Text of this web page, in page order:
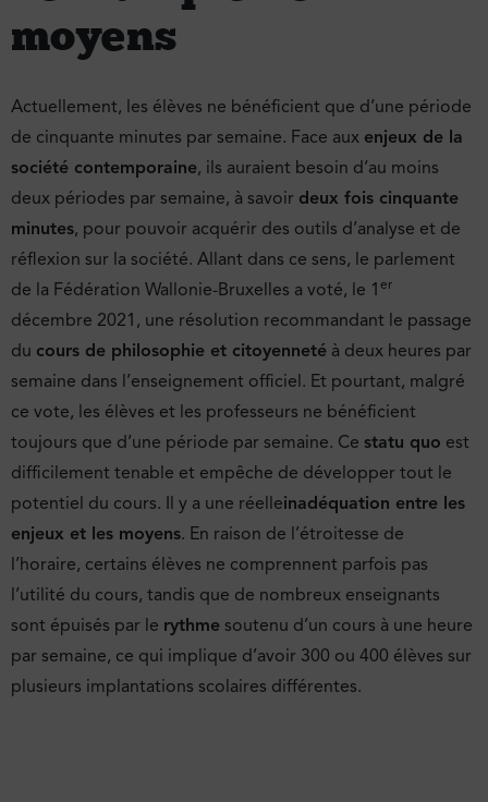
moyens
Actuellement, les élèves ne bénéficient que d’une période
de cinquante minutes par semaine. Face aux enjeux de la
société contemporaine, ils auraient besoin d’au moins
deux périodes par semaine, à savoir deux fois cinquante
minutes, pour pouvoir acquérir des outils d’analyse et de
réflexion sur la société. Allant dans ce sens, le parlement
de la Fédération Wallonie-Bruxelles a voté, le 1 er
décembre 2021, une résolution recommandant le passage
du cours de philosophie et citoyenneté à deux heures par
semaine dans l’enseignement officiel. Et pourtant, malgré
ce vote, les élèves et les professeurs ne bénéficient
toujours que d’une période par semaine. Ce statu quo est
difficilement tenable et empêche de développer tout le
potentiel du cours. Il y a une réelleinadéquation entre les
enjeux et les moyens. En raison de l’étroitesse de
l’horaire, certains élèves ne comprennent parfois pas
l’utilité du cours, tandis que de nombreux enseignants
sont épuisés par le rythme soutenu d’un cours à une heure
par semaine, ce qui implique d’avoir 300 ou 400 élèves sur
plusieurs implantations scolaires différentes.